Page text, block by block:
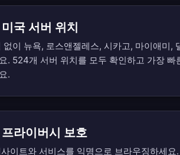
국 서버 위치
없이 뉴욕, 로스앤젤레스, 시카고, 마이애미,
. 524개 서버 위치를 모두 확인하고 가장 빠
.
라이버시 보호
이트와 서비스를 익명으로 브라우징하세요